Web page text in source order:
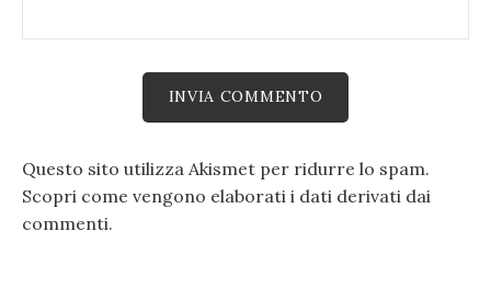
Questo sito utilizza Akismet per ridurre lo spam.
Scopri come vengono elaborati i dati derivati dai
commenti.